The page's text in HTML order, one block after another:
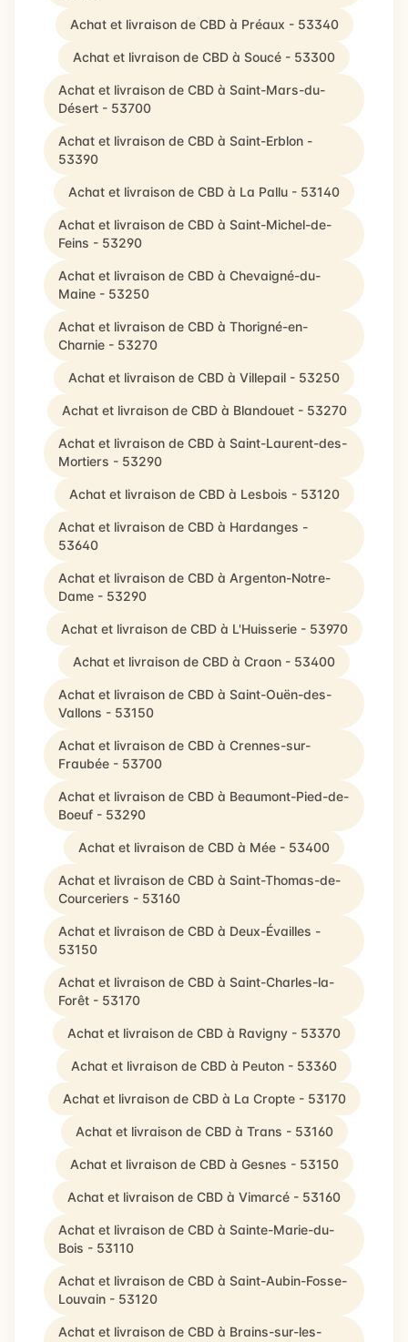
Achat et livraison de CBD à Préaux - 53340
Achat et livraison de CBD à Soucé - 53300
Achat et livraison de CBD à Saint-Mars-du-
Désert - 53700
Achat et livraison de CBD à Saint-Erblon -
53390
Achat et livraison de CBD à La Pallu - 53140
Achat et livraison de CBD à Saint-Michel-de-
Feins - 53290
Achat et livraison de CBD à Chevaigné-du-
Maine - 53250
Achat et livraison de CBD à Thorigné-en-
Charnie - 53270
Achat et livraison de CBD à Villepail - 53250
Achat et livraison de CBD à Blandouet - 53270
Achat et livraison de CBD à Saint-Laurent-des-
Mortiers - 53290
Achat et livraison de CBD à Lesbois - 53120
Achat et livraison de CBD à Hardanges -
53640
Achat et livraison de CBD à Argenton-Notre-
Dame - 53290
Achat et livraison de CBD à L'Huisserie - 53970
Achat et livraison de CBD à Craon - 53400
Achat et livraison de CBD à Saint-Ouën-des-
Vallons - 53150
Achat et livraison de CBD à Crennes-sur-
Fraubée - 53700
Achat et livraison de CBD à Beaumont-Pied-de-
Boeuf - 53290
Achat et livraison de CBD à Mée - 53400
Achat et livraison de CBD à Saint-Thomas-de-
Courceriers - 53160
Achat et livraison de CBD à Deux-Évailles -
53150
Achat et livraison de CBD à Saint-Charles-la-
Forêt - 53170
Achat et livraison de CBD à Ravigny - 53370
Achat et livraison de CBD à Peuton - 53360
Achat et livraison de CBD à La Cropte - 53170
Achat et livraison de CBD à Trans - 53160
Achat et livraison de CBD à Gesnes - 53150
Achat et livraison de CBD à Vimarcé - 53160
Achat et livraison de CBD à Sainte-Marie-du-
Bois - 53110
Achat et livraison de CBD à Saint-Aubin-Fosse-
Louvain - 53120
Achat et livraison de CBD à Brains-sur-les-